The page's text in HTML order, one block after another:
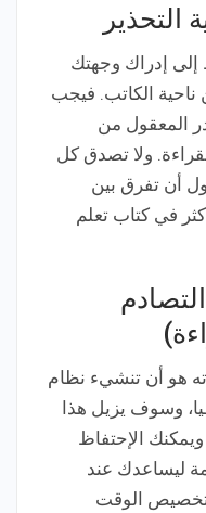
التحذير
إلى إدراك وجهتك
ناحية الكاتب. فيجب
المعقول من
ولا تصدق كل
أن تفرق بين
في كتاب تعلم
هو أن تنشيء نظام
وسوف يزيل هذا
الإحتفاظ
ليساعدك عند
تخصيص الوقت